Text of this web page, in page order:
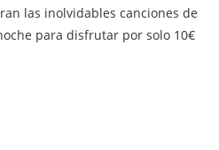
las inolvidables canciones de
para disfrutar por solo 10€